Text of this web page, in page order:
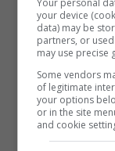
your device
data) may be
partners, or
may use precise
Some vendors
of legitimate
your options
or in the site
and cookie